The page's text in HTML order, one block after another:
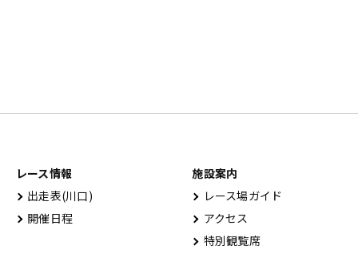
レース情報
出⾛表(川⼝)
開催⽇程
施設案内
レース場ガイド
アクセス
特別観覧席